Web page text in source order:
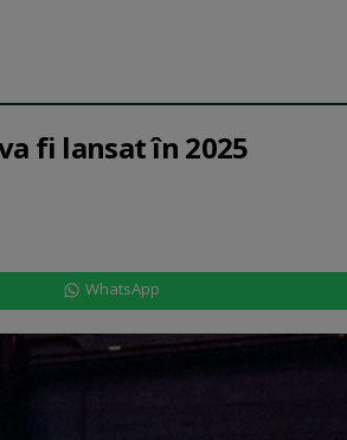
fi lansat în 2025
WhatsApp